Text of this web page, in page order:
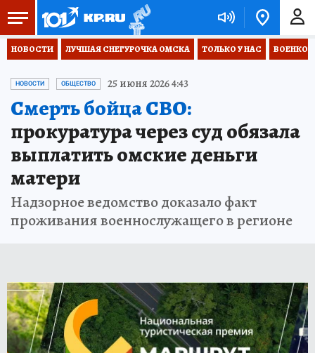
НОВОСТИ ЛУЧШАЯ СНЕГУРОЧКА ОМСКА ТОЛЬКО У НАС
НОВОСТИ ОБЩЕСТВО 25 июня 2026 4:43
Смерть бойца СВО:
прокуратура через суд обязала
выплатить омские деньги
матери
Надзорное ведомство доказало факт
проживания военнослужащего в регионе